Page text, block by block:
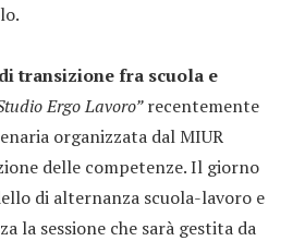
transizione fra scuola e
Ergo Lavoro”recentemente
organizzata dal MIUR
delle competenze. Il giorno
di alternanza scuola-lavoro e
la sessione che sarà gestita da